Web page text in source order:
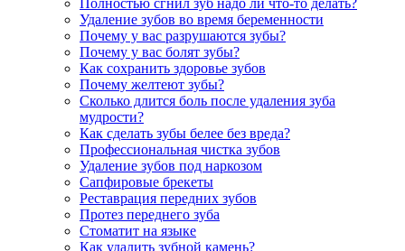
Полностью сгнил зуб надо ли что-то делать?
Удаление зубов во время беременности
Почему у вас разрушаются зубы?
Почему у вас болят зубы?
Как сохранить здоровье зубов
Почему желтеют зубы?
Сколько длится боль после удаления зуба
мудрости?
Как сделать зубы белее без вреда?
Профессиональная чистка зубов
Удаление зубов под наркозом
Сапфировые брекеты
Реставрация передних зубов
Протез переднего зуба
Стоматит на языке
Как удалить зубной камень?